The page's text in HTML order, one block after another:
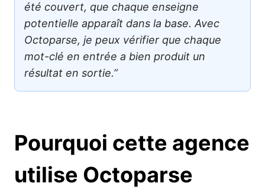
été couvert, que chaque enseigne
potentielle apparaît dans la base. Avec
Octoparse, je peux vérifier que chaque
mot-clé en entrée a bien produit un
résultat en sortie.”
Pourquoi cette agence
utilise Octoparse